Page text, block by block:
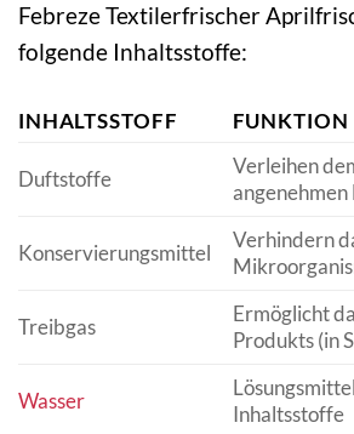
Febreze Textilerfrischer
folgende Inhaltsstoffe:
INHALTSSTOFF FUNKTION
Duftstoffe
Verleihen
Konservierungsmittel
Verhindern
Treibgas
Ermöglicht
Produkts (in
Wasser
Inhaltsstoffe